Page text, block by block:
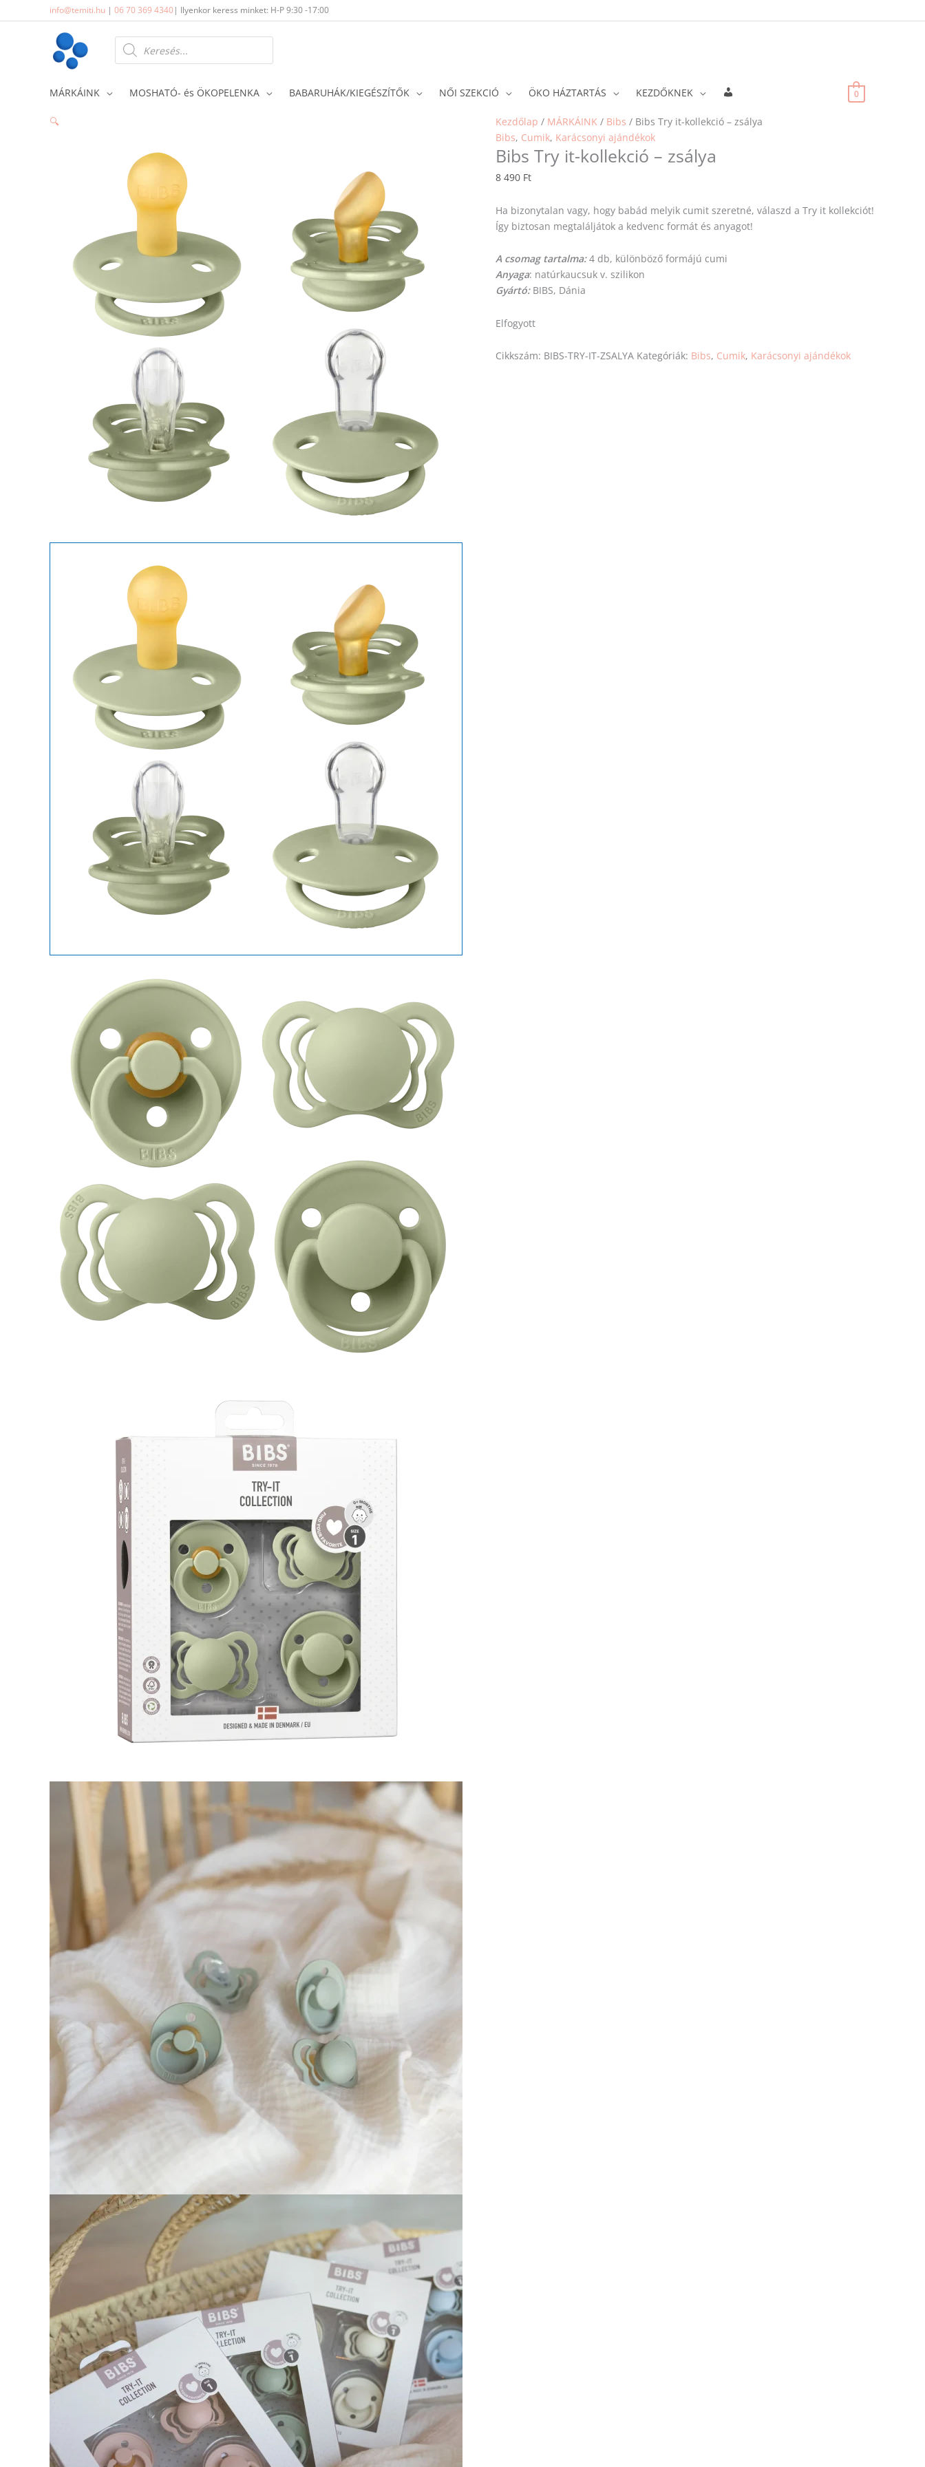
to
info@temiti.hu | 06 70 369 4340| Ilyenkor keress minket: H-P 9:30 -17:00
Products
search
MÁRKÁINK MOSHATÓ- és ÖKOPELENKA BABARUHÁK/KIEGÉSZÍTŐK NŐI SZEKCIÓ ÖKO HÁZTARTÁS KEZDŐKNEK 0
🔍 Kezdőlap / MÁRKÁINK / Bibs / Bibs Try it-kollekció – zsálya
Bibs, Cumik, Karácsonyi ajándékok
Bibs Try it-kollekció – zsálya
8 490 Ft
Ha bizonytalan vagy, hogy babád melyik cumit szeretné, válaszd a Try it kollekciót!
Így biztosan megtaláljátok a kedvenc formát és anyagot!
A csomag tartalma:4 db, különböző formájú cumi
Anyaga: natúrkaucsuk v. szilikon
Gyártó:BIBS, Dánia
Elfogyott
Cikkszám: BIBS-TRY-IT-ZSALYA Kategóriák: Bibs, Cumik, Karácsonyi ajándékok